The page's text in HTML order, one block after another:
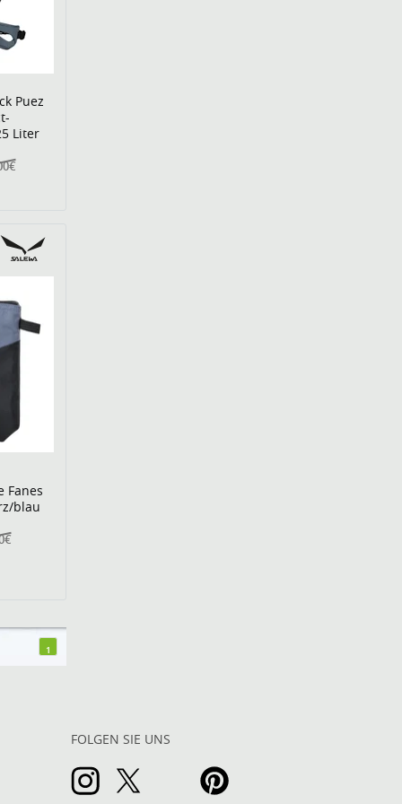
Puez
Liter
Fanes
blau
1
FOLGEN SIE UNS